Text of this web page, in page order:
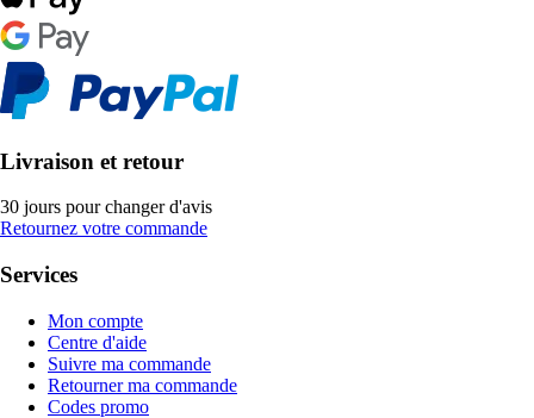
Livraison et retour
30 jours pour changer d'avis
Retournez votre commande
Services
Mon compte
Centre d'aide
Suivre ma commande
Retourner ma commande
Codes promo